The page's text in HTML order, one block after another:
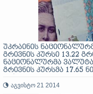
უკრაინის
გრივნის კურსი 13.22
ნაციონალურმა
გრივნის კურსმა 17.65
აგვისტო 21 2014